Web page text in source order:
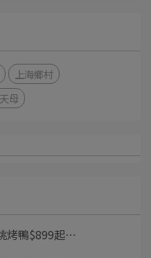
上海鄉村
母
烤鴨$899起⋯